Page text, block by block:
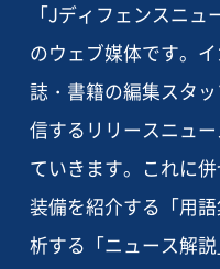
「Jディフェンスニ
のウェブ媒体です。
誌・書籍の編集スタ
信するリリースニュ
ていきます。これに
装備を紹介する「用
析する「ニュース解